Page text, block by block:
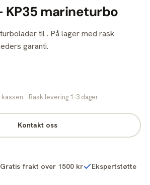
KP35 marineturbo
til . På lager med rask
garanti.
· Rask levering 1–3 dager
Kontakt oss
Gratis frakt over 1500 kr Ekspertstøtte